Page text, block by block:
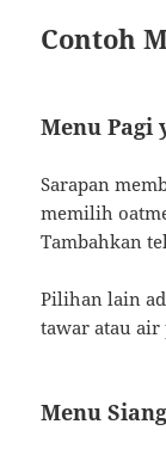
Contoh
Menu Pagi
Sarapan
memilih
Tambahkan
Pilihan lain
tawar atau
Menu